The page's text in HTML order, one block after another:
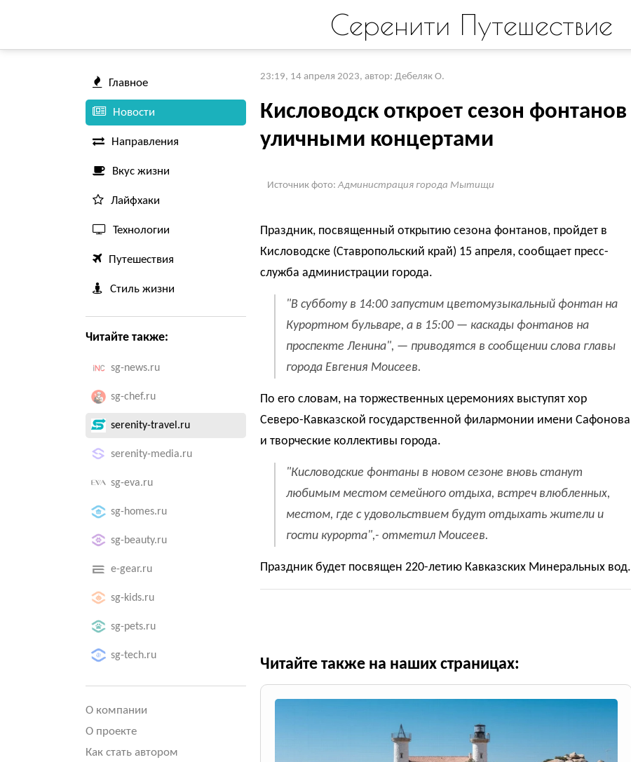
Серенити Путешествие
Главное
Новости
Направления
Вкус жизни
Лайфхаки
Технологии
Путешествия
Стиль жизни
Читайте также:
sg-news.ru
sg-chef.ru
serenity-travel.ru
serenity-media.ru
sg-eva.ru
sg-homes.ru
sg-beauty.ru
e-gear.ru
sg-kids.ru
sg-pets.ru
sg-tech.ru
О компании
О проекте
Как стать автором
23:19, 14 апреля 2023, автор: Дебеляк О.
Кисловодск откроет сезон фонтанов
уличными концертами
Источник фото: Администрация города Мытищи
Праздник, посвященный открытию сезона фонтанов, пройдет в
Кисловодске (Ставропольский край) 15 апреля, сообщает пресс-
служба администрации города.
"В субботу в 14:00 запустим цветомузыкальный фонтан на
Курортном бульваре, а в 15:00 — каскады фонтанов на
проспекте Ленина", — приводятся в сообщении слова главы
города Евгения Моисеев.
По его словам, на торжественных церемониях выступят хор
Северо-Кавказской государственной филармонии имени Сафонова
и творческие коллективы города.
"Кисловодские фонтаны в новом сезоне вновь станут
любимым местом семейного отдыха, встреч влюбленных,
местом, где с удовольствием будут отдыхать жители и
гости курорта",- отметил Моисеев.
Праздник будет посвящен 220-летию Кавказских Минеральных вод.
Читайте также на наших страницах: